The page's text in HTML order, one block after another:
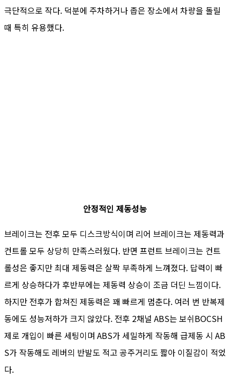
극단적으로 작다. 덕분에 주차하거나 좁은 장소에서 차량을 돌릴
때 특히 유용했다.
안정적인 제동성능
브레이크는 전후 모두 디스크방식이며 리어 브레이크는 제동력과
컨트롤 모두 상당히 만족스러웠다. 반면 프런트 브레이크는 컨트
롤성은 좋지만 최대 제동력은 살짝 부족하게 느껴졌다. 답력이 빠
르게 상승하다가 후반부에는 제동력 상승이 조금 더딘 느낌이다.
하지만 전후가 합쳐진 제동력은 꽤 빠르게 멈춘다. 여러 번 반복제
동에도 성능저하가 크지 않았다. 전후 2채널 ABS는 보쉬BOCSH
제로 개입이 빠른 세팅이며 ABS가 세밀하게 작동해 급제동 시 AB
S가 작동해도 레버의 반발도 적고 공주거리도 짧아 이질감이 적었
다.